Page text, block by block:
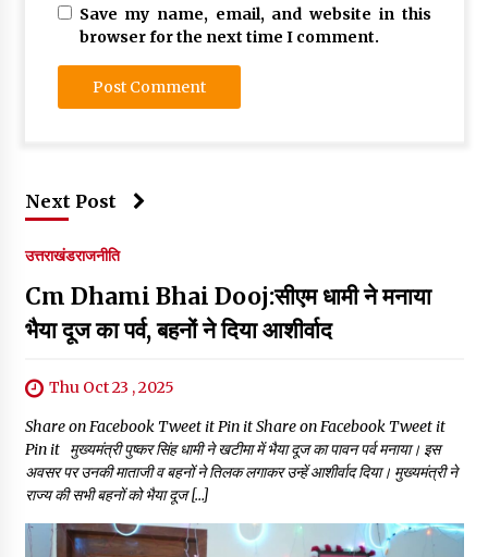
Save my name, email, and website in this
browser for the next time I comment.
Next Post
उत्तराखंडराजनीति
Cm Dhami Bhai Dooj:सीएम धामी ने मनाया
भैया दूज का पर्व, बहनों ने दिया आशीर्वाद
Thu Oct 23 , 2025
Share on Facebook Tweet it Pin it Share on Facebook Tweet it
Pin it मुख्यमंत्री पुष्कर सिंह धामी ने खटीमा में भैया दूज का पावन पर्व मनाया। इस
अवसर पर उनकी माताजी व बहनों ने तिलक लगाकर उन्हें आशीर्वाद दिया। मुख्यमंत्री ने
राज्य की सभी बहनों को भैया दूज […]